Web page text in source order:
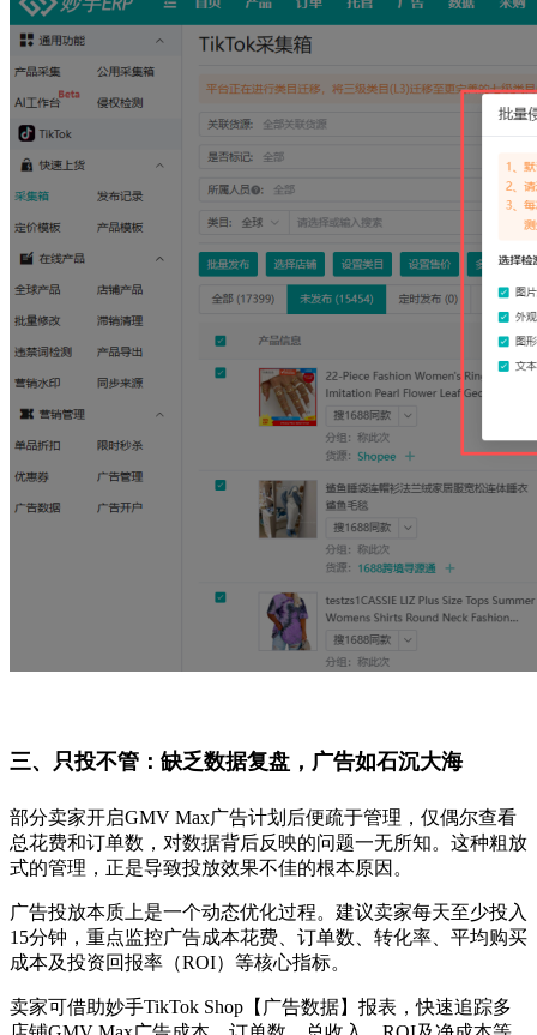
三、只投不管： 缺乏数据复盘，广告如石沉大海
部分卖家开启GMV Max广告计划后便疏于管理，仅偶尔查看
总花费和订单数，对数据背后反映的问题一无所知。这种粗放
式的管理，正是导致投放效果不佳的根本原因。
广告投放本质上是一个动态优化过程。建议卖家每天至少投入
15分钟，重点监控广告成本花费、订单数、转化率、平均购买
成本及投资回报率（ROI）等核心指标。
卖家可借助妙手TikTok Shop【广告数据】报表，快速追踪多